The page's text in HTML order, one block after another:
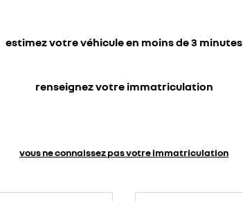
estimez votre véhicule en moins de 3 minutes
renseignez votre immatriculation
vous ne connaissez pas votre immatriculation